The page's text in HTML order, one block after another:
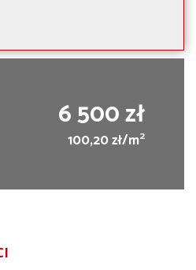
6 500 zł
100,20 zł/m2